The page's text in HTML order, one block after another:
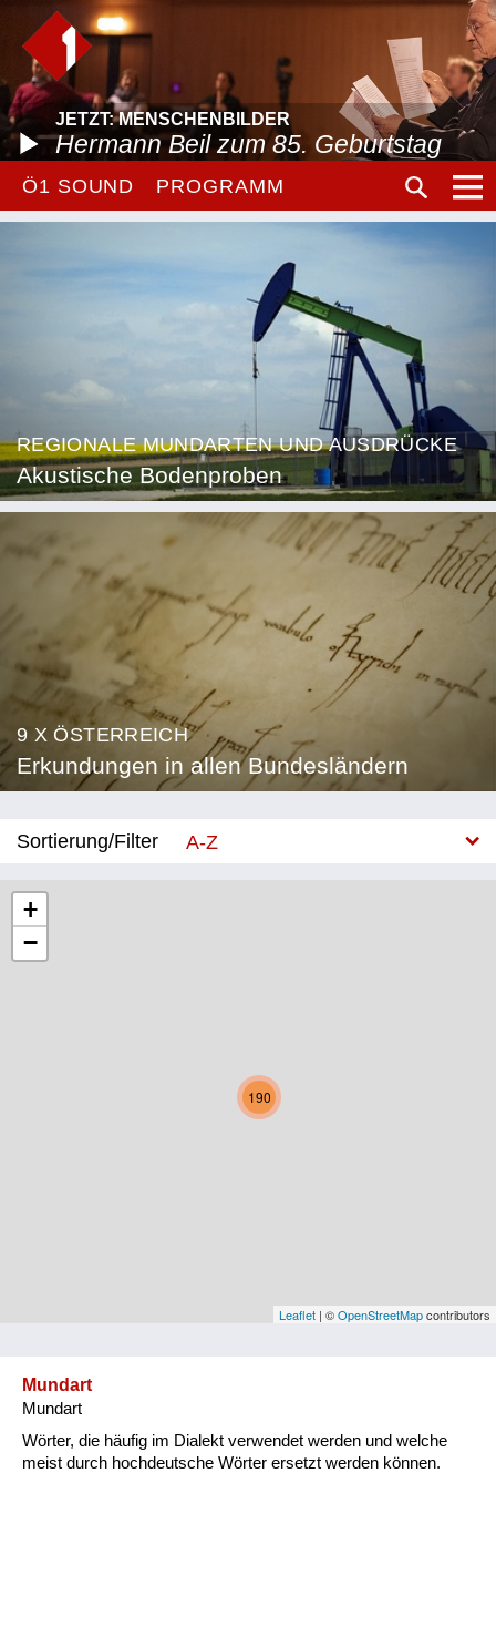
JETZT: MENSCHENBILDER
Hermann Beil zum 85. Geburtstag
Ö1 SOUND PROGRAMM
REGIONALE MUNDARTEN UND AUSDRÜCKE
Akustische Bodenproben
9 X ÖSTERREICH
Erkundungen in allen Bundesländern
Sortierung/Filter
A-Z
Niederösterreich
Oberösterreich
Vorarlberg
Natur und Landwirtschaft
190
+
−
Leaflet | ©OpenStreetMapcontributors
Mundart
Mundart
Wörter, die häufig im Dialekt verwendet werden und welche
meist durch hochdeutsche Wörter ersetzt werden können.